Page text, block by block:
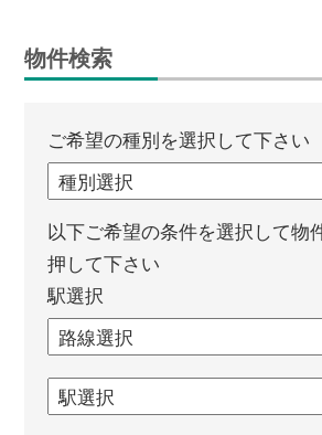
テ
ー
ョ
ン
栄
ホ
ー
ム】
物件検索
ご希望の種別を選択して下さい
以下ご希望の条件を選択して物
押して下さい
駅選択